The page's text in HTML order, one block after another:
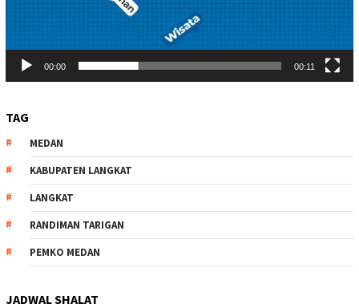
00:00 00:11
TAG
MEDAN
KABUPATEN LANGKAT
LANGKAT
RANDIMAN TARIGAN
PEMKO MEDAN
JADWAL SHALAT